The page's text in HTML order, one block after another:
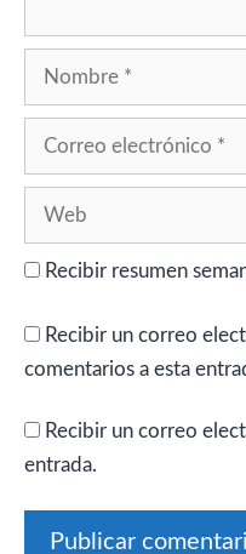
Recibir resumen
Recibir un correo
comentarios a esta
Recibir un correo
entrada.